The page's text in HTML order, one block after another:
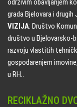
održivim obavljanjem
grada Bjelovara i
VIZIJA: Društvo
društvo u Bjelovarsko-
razvoju vlastitih
gospodarenjem
u RH..
RECIKLAŽNO